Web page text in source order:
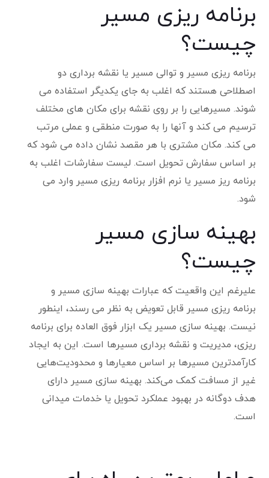
برنامه ریزی مسیر
چیست؟
برنامه ریزی مسیر و توالی مسیر یا نقشه برداری دو
اصطلاحی هستند که اغلب به جای یکدیگر استفاده می
شوند. مسیرهایی را بر روی نقشه برای مکان های مختلف
ترسیم می کند و آنها را به صورت منطقی و عملی مرتب
می کند. مکان مشتری با هر مقصد نشان داده می شود که
بر اساس سفارش تحویل است. لیست سفارشات اغلب به
برنامه ریز مسیر یا نرم افزار برنامه ریزی مسیر وارد می
شود.
بهینه سازی مسیر
چیست؟
علیرغم این واقعیت که عبارات بهینه سازی مسیر و
برنامه ریزی مسیر قابل تعویض به نظر می رسند، اینطور
نیست. بهینه سازی مسیر یک ابزار فوق العاده برای برنامه
ریزی، مدیریت و نقشه برداری مسیرها است. این به ایجاد
کارآمدترین مسیرها بر اساس معیارها و محدودیت‌هایی
غیر از مسافت کمک می‌کند. بهینه سازی مسیر دارای
هدف دوگانه در بهبود عملکرد تحویل یا خدمات میدانی
است.